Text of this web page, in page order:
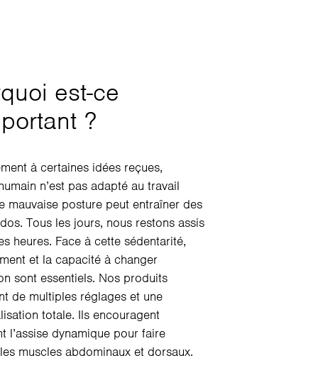
est-ce
?
à certaines idées reçues,
n’est pas adapté au travail
mauvaise posture peut entraîner des
Tous les jours, nous restons assis
heures. Face à cette sédentarité,
et la capacité à changer
sont essentiels. Nos produits
de multiples réglages et une
totale. Ils encouragent
l’assise dynamique pour faire
muscles abdominaux et dorsaux.